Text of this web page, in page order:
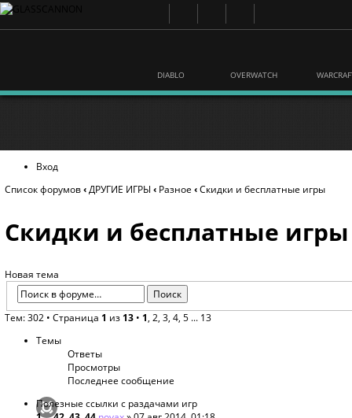
DIABLO OVERWATCH
Вход
Список форумов‹ДРУГИЕ ИГРЫ ‹ Разное ‹Скидки и бесплатные игры
Скидки и бесплатные игры
Новая тема
Тем: 302 • Страница 1 из 13 • 1, 2, 3, 4, 5 ... 13
Темы
Ответы
Просмотры
Последнее сообщение
Полезные ссылки с раздачами игр